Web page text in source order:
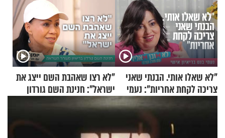
"לא שאלו אותי. הבנתי שאני
צריכה לקחת אחריות": נעמי
"לא רצו שאהבת השם ייצג את
ישראל": חנינת השם גורדון
בריאיון מעורר השראה